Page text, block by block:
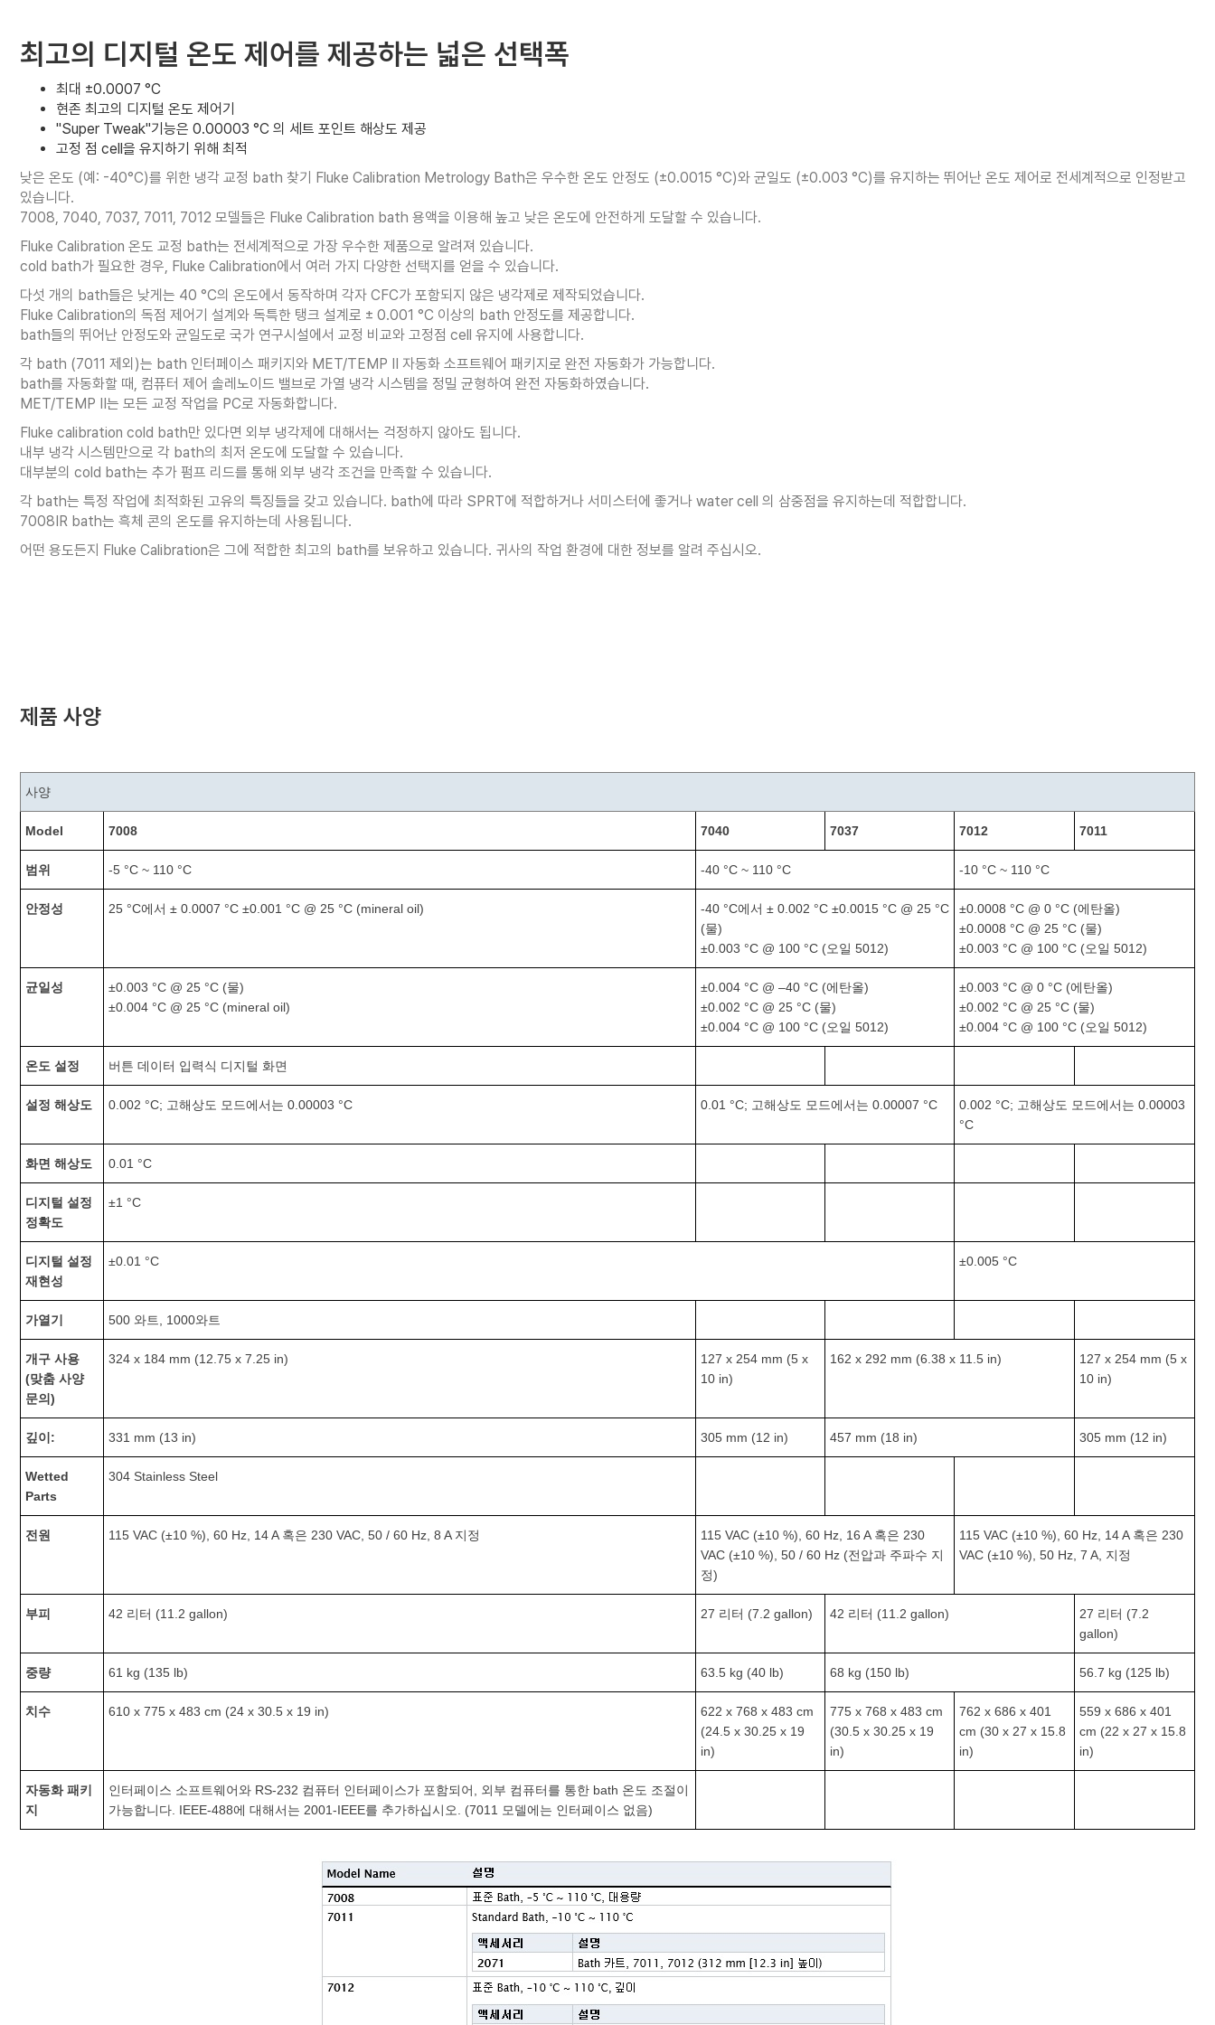
최고의 디지털 온도 제어를 제공하는 넓은 선택폭
최대 ±0.0007 °C
현존 최고의 디지털 온도 제어기
"Super Tweak"기능은 0.00003 °C 의 세트 포인트 해상도 제공
고정 점 cell을 유지하기 위해 최적
낮은 온도 (예: -40°C)를 위한 냉각 교정 bath 찾기 Fluke Calibration Metrology Bath은 우수한 온도 안정도 (±0.0015 °C)와 균일도 (±0.003 °C)를 유지하는 뛰어난 온도 제어로 전세계적으로 인정받고
있습니다.
7008, 7040, 7037, 7011, 7012 모델들은 Fluke Calibration bath 용액을 이용해 높고 낮은 온도에 안전하게 도달할 수 있습니다.
Fluke Calibration 온도 교정 bath는 전세계적으로 가장 우수한 제품으로 알려져 있습니다.
cold bath가 필요한 경우, Fluke Calibration에서 여러 가지 다양한 선택지를 얻을 수 있습니다.
다섯 개의 bath들은 낮게는 40 °C의 온도에서 동작하며 각자 CFC가 포함되지 않은 냉각제로 제작되었습니다.
Fluke Calibration의 독점 제어기 설계와 독특한 탱크 설계로 ± 0.001 °C 이상의 bath 안정도를 제공합니다.
bath들의 뛰어난 안정도와 균일도로 국가 연구시설에서 교정 비교와 고정점 cell 유지에 사용합니다.
각 bath (7011 제외)는 bath 인터페이스 패키지와 MET/TEMP II 자동화 소프트웨어 패키지로 완전 자동화가 가능합니다.
bath를 자동화할 때, 컴퓨터 제어 솔레노이드 밸브로 가열 냉각 시스템을 정밀 균형하여 완전 자동화하였습니다.
MET/TEMP II는 모든 교정 작업을 PC로 자동화합니다.
Fluke calibration cold bath만 있다면 외부 냉각제에 대해서는 걱정하지 않아도 됩니다.
내부 냉각 시스템만으로 각 bath의 최저 온도에 도달할 수 있습니다.
대부분의 cold bath는 추가 펌프 리드를 통해 외부 냉각 조건을 만족할 수 있습니다.
각 bath는 특정 작업에 최적화된 고유의 특징들을 갖고 있습니다. bath에 따라 SPRT에 적합하거나 서미스터에 좋거나 water cell 의 삼중점을 유지하는데 적합합니다.
7008IR bath는 흑체 콘의 온도를 유지하는데 사용됩니다.
어떤 용도든지 Fluke Calibration은 그에 적합한 최고의 bath를 보유하고 있습니다. 귀사의 작업 환경에 대한 정보를 알려 주십시오.
제품 사양
사양
Model 7008 7040 7037 7012 7011
범위 -5 °C ~ 110 °C -40 °C ~ 110 °C -10 °C ~ 110 °C
안정성 25 °C에서 ± 0.0007 °C ±0.001 °C @ 25 °C (mineral oil)
-40 °C에서 ± 0.002 °C ±0.0015 °C @ 25 °C
(물)
±0.003 °C @ 100 °C (오일 5012)
±0.0008 °C @ 0 °C (에탄올)
±0.0008 °C @ 25 °C (물)
±0.003 °C @ 100 °C (오일 5012)
균일성
±0.003 °C @ 25 °C (물)
±0.004 °C @ 25 °C (mineral oil)
±0.004 °C @ –40 °C (에탄올)
±0.002 °C @ 25 °C (물)
±0.004 °C @ 100 °C (오일 5012)
±0.003 °C @ 0 °C (에탄올)
±0.002 °C @ 25 °C (물)
±0.004 °C @ 100 °C (오일 5012)
온도 설정 버튼 데이터 입력식 디지털 화면
설정 해상도 0.002 °C; 고해상도 모드에서는 0.00003 °C 0.01 °C; 고해상도 모드에서는 0.00007 °C
0.002 °C; 고해상도 모드에서는 0.00003
°C
화면 해상도 0.01 °C
디지털 설정
정확도
±1 °C
디지털 설정
재현성
±0.01 °C ±0.005 °C
가열기 500 와트, 1000와트
개구 사용
(맞춤 사양
문의)
324 x 184 mm (12.75 x 7.25 in)
127 x 254 mm (5 x
10 in)
162 x 292 mm (6.38 x 11.5 in)
127 x 254 mm (5 x
10 in)
깊이: 331 mm (13 in) 305 mm (12 in) 457 mm (18 in) 305 mm (12 in)
Wetted
Parts
304 Stainless Steel
전원 115 VAC (±10 %), 60 Hz, 14 A 혹은 230 VAC, 50 / 60 Hz, 8 A 지정
115 VAC (±10 %), 60 Hz, 16 A 혹은 230
VAC (±10 %), 50 / 60 Hz (전압과 주파수 지
정)
115 VAC (±10 %), 60 Hz, 14 A 혹은 230
VAC (±10 %), 50 Hz, 7 A, 지정
부피 42 리터 (11.2 gallon) 27 리터 (7.2 gallon) 42 리터 (11.2 gallon)
27 리터 (7.2
gallon)
중량 61 kg (135 lb) 63.5 kg (40 lb) 68 kg (150 lb) 56.7 kg (125 lb)
치수 610 x 775 x 483 cm (24 x 30.5 x 19 in)
622 x 768 x 483 cm
(24.5 x 30.25 x 19
in)
775 x 768 x 483 cm
(30.5 x 30.25 x 19
in)
762 x 686 x 401
cm (30 x 27 x 15.8
in)
559 x 686 x 401
cm (22 x 27 x 15.8
in)
자동화 패키
지
인터페이스 소프트웨어와 RS-232 컴퓨터 인터페이스가 포함되어, 외부 컴퓨터를 통한 bath 온도 조절이
가능합니다. IEEE-488에 대해서는 2001-IEEE를 추가하십시오. (7011 모델에는 인터페이스 없음)